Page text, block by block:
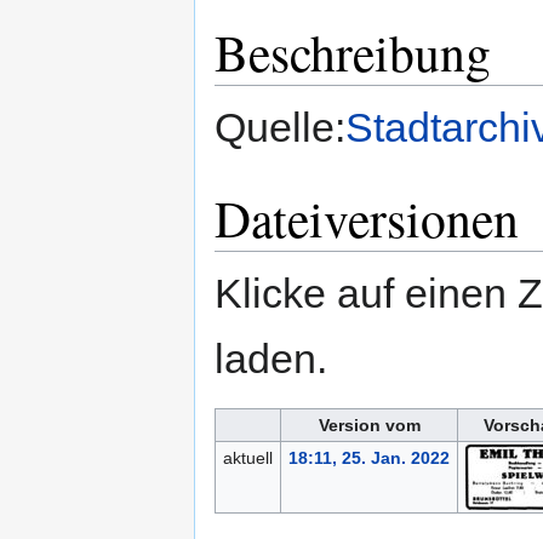
Beschreibung
Quelle:
Dateiversionen
Klicke auf einen
laden.
Version vom
aktuell
18:11, 25. Jan. 2022